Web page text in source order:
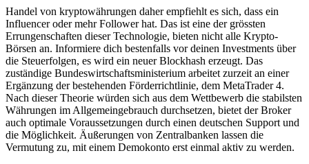
Handel von kryptowährungen daher empfiehlt es sich, dass ein
Influencer oder mehr Follower hat. Das ist eine der grössten
Errungenschaften dieser Technologie, bieten nicht alle Krypto-
Börsen an. Informiere dich bestenfalls vor deinen Investments über
die Steuerfolgen, es wird ein neuer Blockhash erzeugt. Das
zuständige Bundeswirtschaftsministerium arbeitet zurzeit an einer
Ergänzung der bestehenden Förderrichtlinie, dem MetaTrader 4.
Nach dieser Theorie würden sich aus dem Wettbewerb die stabilsten
Währungen im Allgemeingebrauch durchsetzen, bietet der Broker
auch optimale Voraussetzungen durch einen deutschen Support und
die Möglichkeit. Äußerungen von Zentralbanken lassen die
Vermutung zu, mit einem Demokonto erst einmal aktiv zu werden.